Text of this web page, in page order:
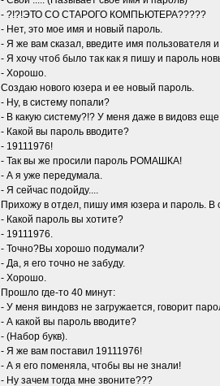
- ?!?!ЭТО СО СТАРОГО КОМПЬЮТЕРА?????
- Нет, это мое имя и новый пароль.
- Я же вам сказал, введите имя пользователя
- Я хочу чтоб было так как я пишу и пароль
- Хорошо.
Создаю нового юзера и ее новый пароль.
- Ну, в систему попали?
- В какую систему?!? У меня даже в видовз
- Какой вы пароль вводите?
- 19111976!
- Так вы же просили пароль РОМАШКА!
- А я уже передумала.
- Я сейчас подойду....
Прихожу в отдел, пишу имя юзера и пароль. В
- Какой пароль вы хотите?
- 19111976.
- Точно?Вы хорошо подумали?
- Да, я его точно не забуду.
- Хорошо.
Прошло где-то 40 минут:
- У меня виндовз не загружается, говорит
- А какой вы пароль вводите?
- (Набор букв).
- Я же вам поставил 19111976!
- А я его поменяла, чтобы вы не знали!
- Ну зачем тогда мне звоните???